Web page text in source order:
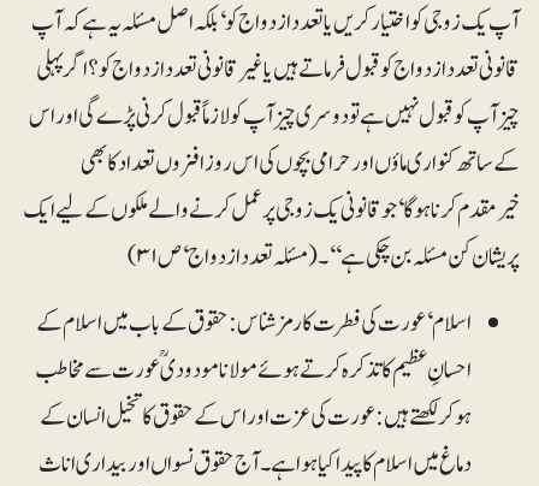
آپ یک زوجی کو اختیار کریں یا تعدد ازدواج کو‘ بلکہ اصل مسئلہ یہ ہے کہ آپ
قانونی تعدد ازدواج کو قبول فرماتے ہیں یا غیر قانونی تعدد ازدواج کو؟ اگر پہلی
چیز آپ کو قبول نہیں ہے تو دوسری چیز آپ کو لازماً قبول کرنی پڑے گی اور اس
کے ساتھ کنواری ماؤں اور حرامی بچوں کی اس روز افزوں تعداد کا بھی
خیرمقدم کرنا ہو گا‘ جو قانونی یک زوجی پر عمل کرنے والے ملکوں کے لیے ایک
پریشان کن مسئلہ بن چکی ہے‘‘۔ (مسئلہ تعدد ازدواج‘ ص ۳۱)
اسلام‘ عورت کی فطرت کارمز شناس: حقوق کے باب میں اسلام کے
احسانِ عظیم کا تذکرہ کرتے ہوئے مولانا مودودیؒ عورت سے مخاطب
ہو کر لکھتے ہیں: عورت کی عزت اور اس کے حقوق کا تخیل انسان کے
دماغ میں اسلام کا پیدا کیا ہوا ہے۔ آج حقوق نسواں اور بیداری اناث